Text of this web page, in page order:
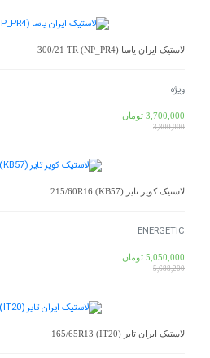
لاستیک ایران یاسا (NP_PR4) 300/21 TR
ویژه
3,700,000 تومان
3,800,000
لاستیک کویر تایر 215/60R16 (KB57)
ENERGETIC
5,050,000 تومان
5,688,200
لاستیک ایران تایر 165/65R13 (IT20)